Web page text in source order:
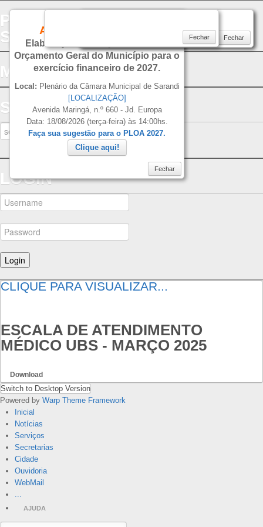
PREFEITURA DO MUNICIPIO DE
SARANDI
MENU
SEARCH
LOGIN
CLIQUE PARA VISUALIZAR...
ESCALA DE ATENDIMENTO
MÉDICO UBS - MARÇO 2025
Download
Switch to Desktop Version
Powered by Warp Theme Framework
Inicial
Notícias
Serviços
Secretarias
Cidade
Ouvidoria
WebMail
...
AJUDA
AUDIÊNCIA PÚBLICA
Elaboração do Projeto de Lei do
Orçamento Geral do Município para o
exercício financeiro de 2027.
Local: Plenário da Câmara Municipal de Sarandi
[LOCALIZAÇÃO]
Avenida Maringá, n.º 660 - Jd. Europa
Data: 18/08/2026 (terça-feira) às 14:00hs.
Faça sua sugestão para o PLOA 2027.
Clique aqui!
Fechar
Fechar
Fechar
Fechar